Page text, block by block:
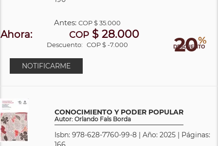
20%
DESCUENTO
Antes: COP$ 35.000
Ahora: COP $ 28.000
Descuento: COP $ -7.000
NOTIFICARME
CONOCIMIENTO Y PODER POPULAR
Autor: Orlando Fals Borda
Isbn: 978-628-7760-99-8 | Año: 2025 | Páginas: